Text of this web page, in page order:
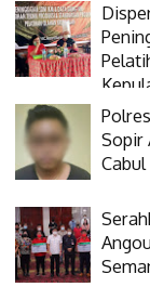
Sopir